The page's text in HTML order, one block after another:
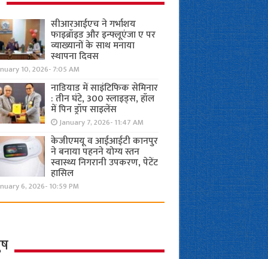
सीआरआईएच ने गर्भाशय
फाइब्रॉइड और इन्फ्लूएंजा ए पर
व्याख्यानों के साथ मनाया
स्थापना दिवस
10, 2026- 7:05 AM
नाडियाड में साइंटिफिक सेमिनार
: तीन घंटे, 300 स्लाइड्स, हॉल
में पिन ड्रॉप साइलेंस
January 7, 2026- 11:47 AM
केजीएमयू व आईआईटी कानपुर
ने बनाया पहनने योग्य स्तन
स्वास्थ्य निगरानी उपकरण, पेटेंट
हासिल
6, 2026- 10:59 PM